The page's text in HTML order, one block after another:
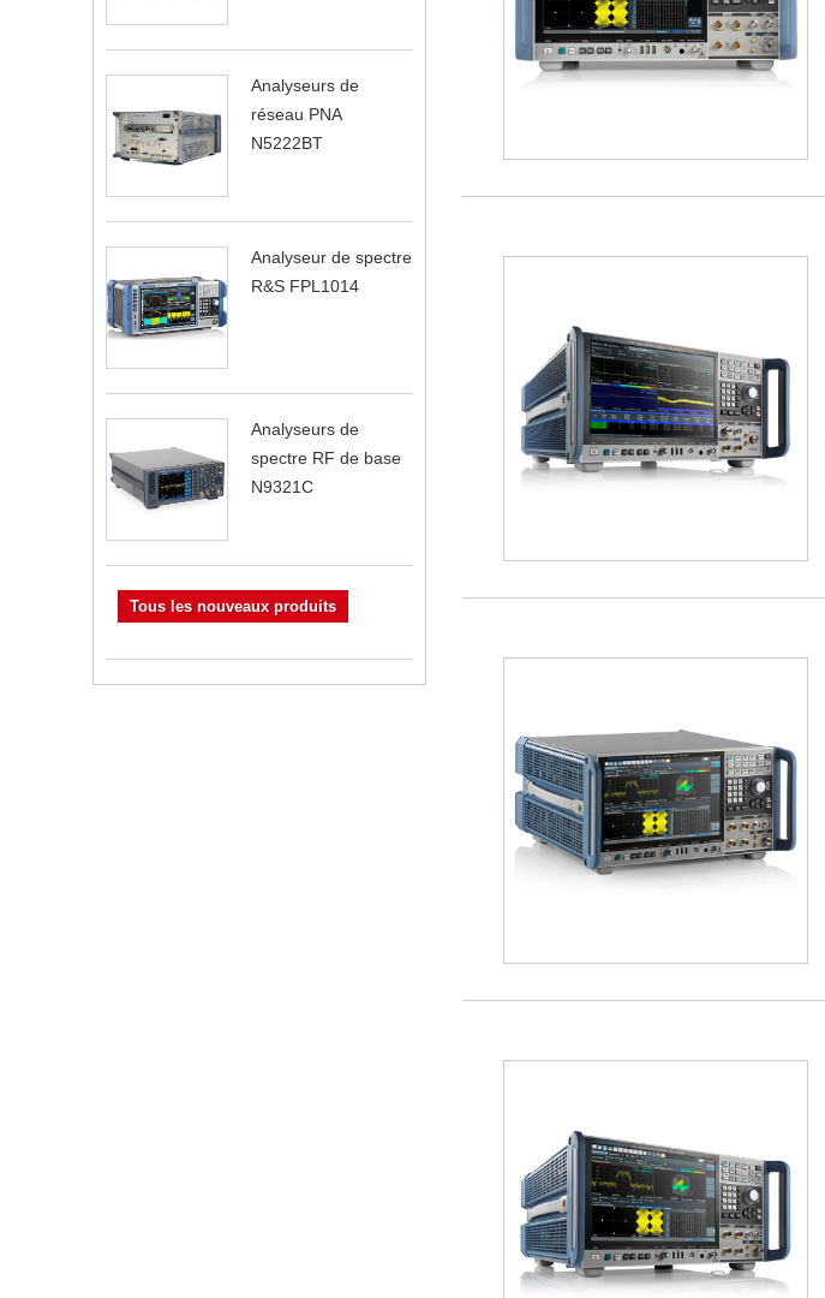
Analyseurs de
réseau PNA
N5222BT
Analyseur de spectre
R&S FPL1014
Analyseurs de
spectre RF de base
N9321C
Tous les nouveaux produits